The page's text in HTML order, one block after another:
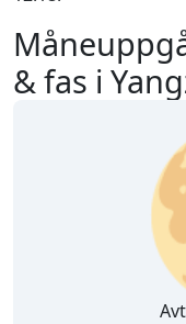
& fas i